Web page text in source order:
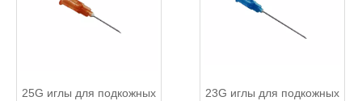
25G иглы для подкожных
23G иглы для подкожных